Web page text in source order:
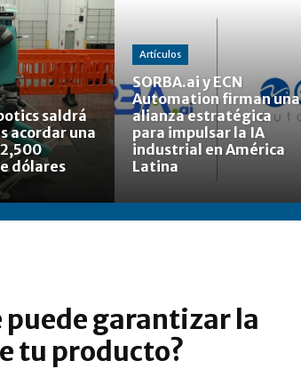
saldrá
acordar una
dólares
Artículos
SORBA.ai y ECN
Automation firman una
alianza estratégica
para impulsar la IA
industrial en América
Latina
puede garantizar la
tu producto?